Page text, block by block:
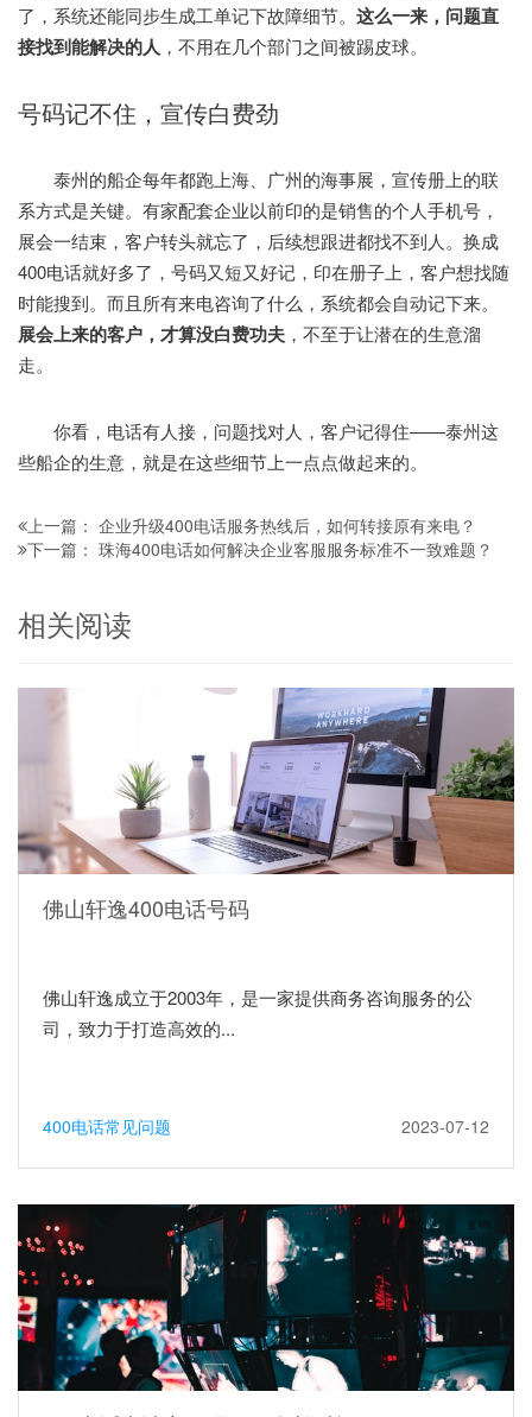
了，系统还能同步生成工单记下故障细节。 这么一来，问题直
接找到能解决的人 ，不用在几个部门之间被踢皮球。
号码记不住，宣传白费劲
泰州的船企每年都跑上海、广州的海事展，宣传册上的联
系方式是关键。有家配套企业以前印的是销售的个人手机号，
展会一结束，客户转头就忘了，后续想跟进都找不到人。换成
400电话就好多了，号码又短又好记，印在册子上，客户想找随
时能搜到。而且所有来电咨询了什么，系统都会自动记下来。
展会上来的客户，才算没白费功夫 ，不至于让潜在的生意溜
走。
你看，电话有人接，问题找对人，客户记得住——泰州这
些船企的生意，就是在这些细节上一点点做起来的。
上一篇： 企业升级400电话服务热线后，如何转接原有来电？
下一篇： 珠海400电话如何解决企业客服服务标准不一致难题？
相关阅读
佛山轩逸400电话号码
佛山轩逸成立于2003年，是一家提供商务咨询服务的公
司，致力于打造高效的...
400电话常见问题 2023-07-12